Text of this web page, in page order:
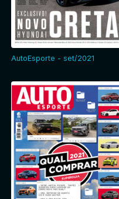
AutoEsporte - set/2021